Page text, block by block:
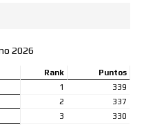
2026
Rank
Puntos
1
339
2
337
3
330